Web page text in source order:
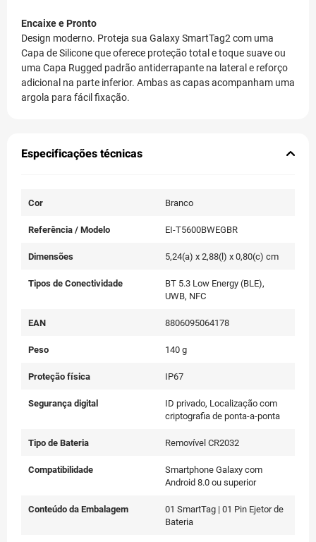
Encaixe e Pronto
Design moderno. Proteja sua Galaxy SmartTag2 com uma
Capa de Silicone que oferece proteção total e toque suave ou
uma Capa Rugged padrão antiderrapante na lateral e reforço
adicional na parte inferior. Ambas as capas acompanham uma
argola para fácil fixação.
Especificações técnicas
Cor Branco
Referência / Modelo EI-T5600BWEGBR
Dimensões 5,24(a) x 2,88(l) x 0,80(c) cm
Tipos de Conectividade
BT 5.3 Low Energy (BLE),
UWB, NFC
EAN 8806095064178
Peso 140 g
Proteção física IP67
Segurança digital
ID privado, Localização com
criptografia de ponta-a-ponta
Tipo de Bateria Removível CR2032
Compatibilidade
Smartphone Galaxy com
Android 8.0 ou superior
Conteúdo da Embalagem
01 SmartTag | 01 Pin Ejetor de
Bateria